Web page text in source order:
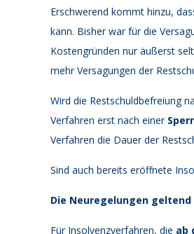
Erschwerend kommt hinzu,
kann. Bisher war für die
Kostengründen nur äußerst
mehr Versagungen der
Wird die Restschuldbefreiung
Verfahren erst nach einer
Verfahren die Dauer der
Sind auch bereits eröffnete
Die Neuregelungen
Für Insolvenzverfahren, die ab